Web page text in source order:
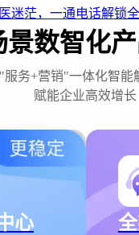
迷茫，一通电话解锁
景数智化
服务+营销"一体化智能
赋能企业高效增长
心